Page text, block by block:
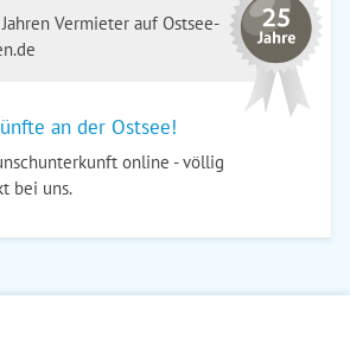
Vermieter auf Ostsee-
an der Ostsee!
online - völlig
bei uns.